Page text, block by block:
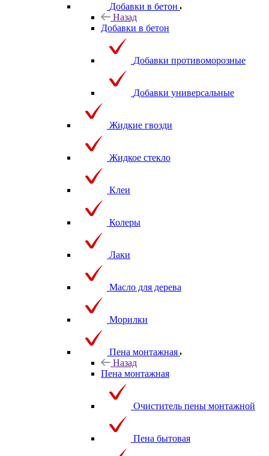
Добавки в бетон
Назад
Добавки в бетон
Добавки противоморозные
Добавки универсальные
Жидкие гвозди
Жидкое стекло
Клеи
Колеры
Лаки
Масло для дерева
Морилки
Пена монтажная
Назад
Пена монтажная
Очиститель пены монтажной
Пена бытовая